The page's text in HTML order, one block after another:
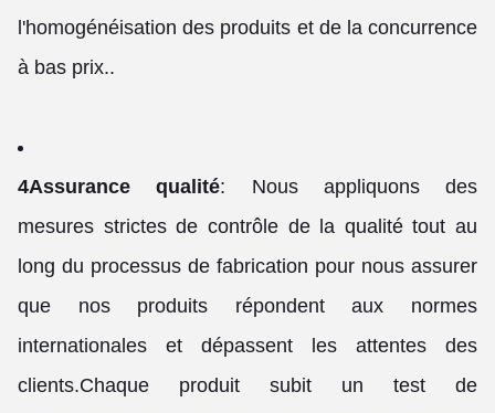
l'homogénéisation des produits et de la concurrence
à bas prix..
4Assurance qualité: Nous appliquons des
mesures strictes de contrôle de la qualité tout au
long du processus de fabrication pour nous assurer
que nos produits répondent aux normes
internationales et dépassent les attentes des
clients.Chaque produit subit un test de